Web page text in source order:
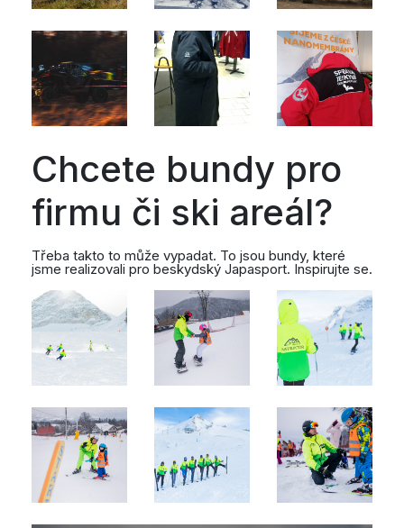
Chcete bundy pro
firmu či ski areál?
Třeba takto to může vypadat. To jsou bundy, které
jsme realizovali pro beskydský Japasport. Inspirujte se.